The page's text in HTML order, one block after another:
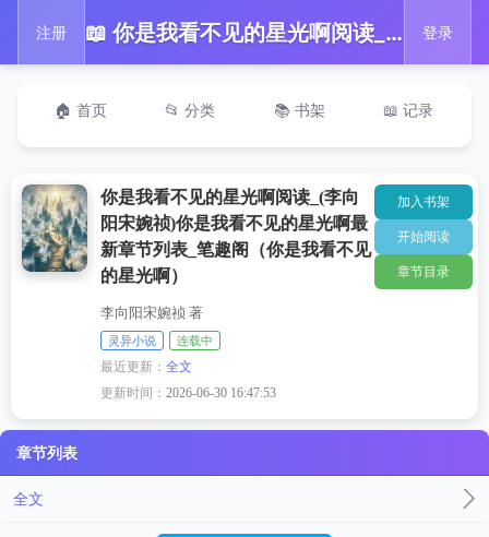
注册 📖 你是我看不见的星光啊阅读_(李向阳宋婉祯)你是我看不见的星光啊最新章节列表_笔趣阁（你是我看不见的星光啊） 登录
🏠 首页 📂 分类 📚 书架 📖 记录
你是我看不见的星光啊阅读_(李向
阳宋婉祯)你是我看不见的星光啊最
新章节列表_笔趣阁（你是我看不见
的星光啊）
李向阳宋婉祯 著
灵异小说 连载中
最近更新：全文
更新时间：2026-06-30 16:47:53
加入书架
开始阅读
章节目录
章节列表
全文